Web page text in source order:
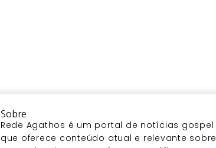
Sobre
Rede Agathos é um portal de notícias gospel
que oferece conteúdo atual e relevante sobre